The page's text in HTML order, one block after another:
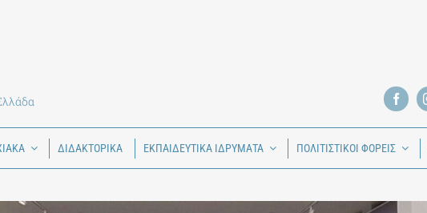
ΔΙΔΑΚΤΟΡΙΚΑ ΕΚΠΑΙΔΕΥΤΙΚΑ ΙΔΡΥΜΑΤΑ ΠΟΛΙΤΙΣΤΙΚΟΙ ΦΟΡΕΙΣ